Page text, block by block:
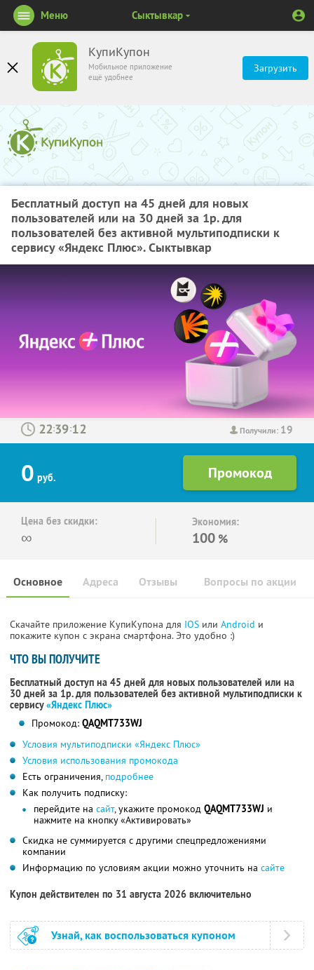
КупиКупон
Мобильное приложение
ещё удобнее
Загрузить
Меню Сыктывкар
Бесплатный доступ на 45 дней для новых
пользователей или на 30 дней за 1р. для
пользователей без активной мультиподписки к
сервису «Яндекс Плюс». Сыктывкар
Получили: 19
: :
0 руб.
Цена без скидки:
∞
Экономия:
100 %
Основное Отзывы Вопросы по акции
Адреса
Скачайте приложение КупиКупона для IOS или Android и
покажите купон с экрана смартфона. Это удобно :)
ЧТО ВЫ ПОЛУЧИТЕ
Бесплатный доступ на 45 дней для новых пользователей или на
30 дней за 1р. для пользователей без активной мультиподписки к
сервису«Яндекс Плюс»
Промокод: QAQMT733WJ
Условия мультиподписки «Яндекс Плюс»
Условия использования промокода
Есть ограничения, подробнее
Как получить подписку:
перейдите на сайт, укажите промокод QAQMT733WJ и
нажмите на кнопку «Активировать»
Скидка не суммируется с другими спецпредложениями
компании
Информацию по условиям акции можно уточнить на сайте
Купон действителен по 31 августа 2026 включительно
Узнай, как воспользоваться купоном